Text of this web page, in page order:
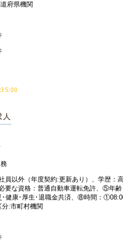
府県機関
人
員以外（年度契約:更新あり）、学歴：
要な資格：普通自動車運転免許、⑤年
･健康･厚生･退職金共済、⑧時間：
分:市町村機関